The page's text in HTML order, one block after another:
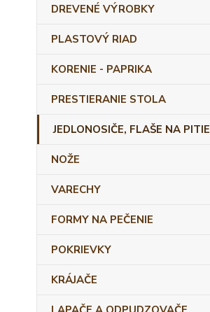
DREVENÉ VÝROBKY
PLASTOVÝ RIAD
KORENIE - PAPRIKA
PRESTIERANIE STOLA
JEDLONOSIČE, FLAŠE NA PITIE
NOŽE
VARECHY
FORMY NA PEČENIE
POKRIEVKY
KRÁJAČE